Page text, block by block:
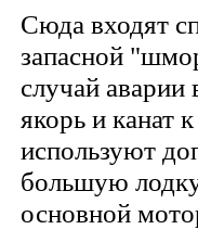
Сюда входят
запасной
случай
якорь и канат
используют
большую
основной